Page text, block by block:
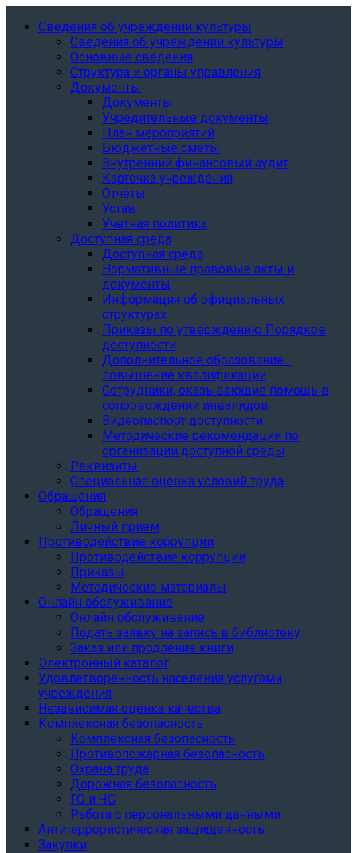
Сведения об учреждении культуры
Сведения об учреждении культуры
Основные сведения
Структура и органы управления
Документы
Документы
Учредительные документы
План мероприятий
Бюджетные сметы
Внутренний финансовый аудит
Карточка учреждения
Отчёты
Устав
Учетная политика
Доступная среда
Доступная среда
Нормативные правовые акты и
документы
Информация об официальных
структурах
Приказы по утверждению Порядков
доступности
Дополнительное образование -
повышение квалификации
Сотрудники, оказывающие помощь в
сопровождении инвалидов
Видеопаспорт доступности
Методические рекомендации по
организации доступной среды
Реквизиты
Специальная оценка условий труда
Обращения
Обращения
Личный прием
Противодействие коррупции
Противодействие коррупции
Приказы
Методические материалы
Онлайн обслуживание
Онлайн обслуживание
Подать заявку на запись в библиотеку
Заказ или продление книги
Электронный каталог
Удовлетворенность населения услугами
учреждения
Независимая оценка качества
Комплексная безопасность
Комплексная безопасность
Противопожарная безопасность
Охрана труда
Дорожная безопасность
ГО и ЧС
Работа с персональными данными
Антитеррористическая защищенность
Закупки